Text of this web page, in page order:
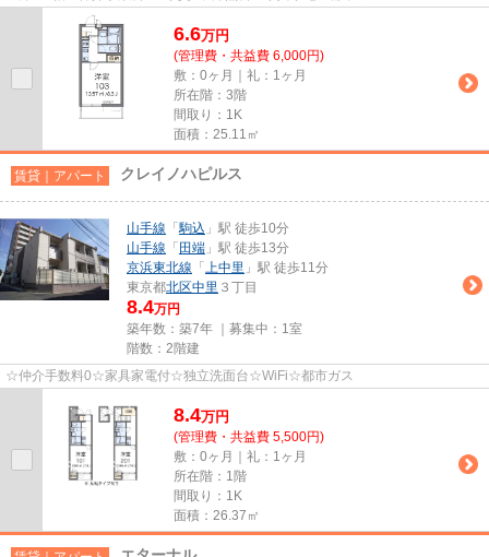
6.6万円
(管理費・共益費 6,000円)
敷：0ヶ月｜礼：1ヶ月
所在階：3階
間取り：1K
面積：25.11㎡
賃貸｜アパート クレイノハピルス
山手線 「駒込 」駅 徒歩10分
山手線 「 田端 」駅 徒歩13分
京浜東北線 「 上中里 」駅 徒歩11分
東京都北区中里 ３丁目
8.4万円
築年数：築7年 ｜募集中： 1室
階数：2階建
☆仲介手数料0☆家具家電付☆独立洗面台☆WiFi☆都市ガス
8.4万円
(管理費・共益費 5,500円)
敷：0ヶ月｜礼：1ヶ月
所在階：1階
間取り：1K
面積：26.37㎡